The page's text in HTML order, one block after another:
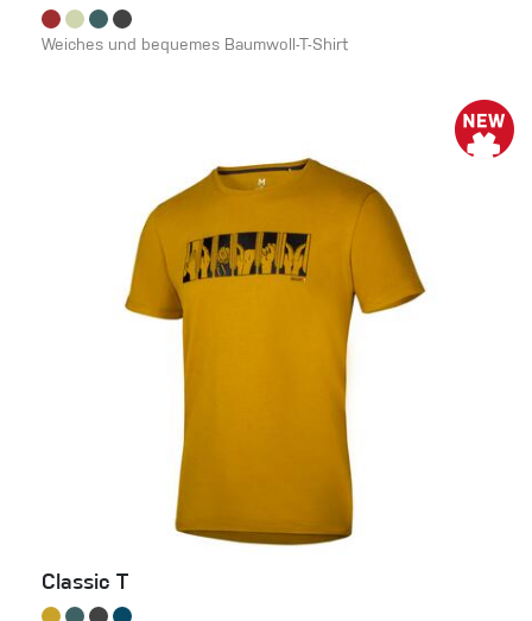
Weiches und bequemes Baumwoll-T-Shirt
Classic T